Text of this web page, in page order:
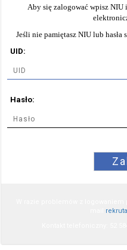
Aby się zalogować wpisz NIU
Jeśli nie pamiętasz NIU lub hasła
UID:
Hasło: